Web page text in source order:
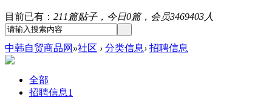
目前已有： 211篇贴子，今日0篇，会员3469403人
中韩自贸商品网 »社区 › 分类信息› 招聘信息
全部
招聘信息1